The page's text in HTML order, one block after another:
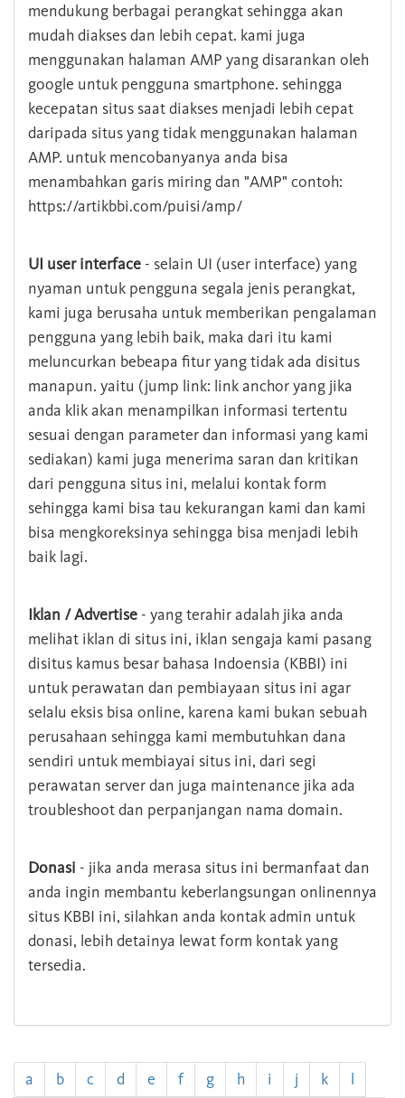
mendukung berbagai perangkat sehingga akan
mudah diakses dan lebih cepat. kami juga
menggunakan halaman AMP yang disarankan oleh
google untuk pengguna smartphone. sehingga
kecepatan situs saat diakses menjadi lebih cepat
daripada situs yang tidak menggunakan halaman
AMP. untuk mencobanyanya anda bisa
menambahkan garis miring dan "AMP" contoh:
https://artikbbi.com/puisi/amp/
UI user interface - selain UI (user interface) yang
nyaman untuk pengguna segala jenis perangkat,
kami juga berusaha untuk memberikan pengalaman
pengguna yang lebih baik, maka dari itu kami
meluncurkan bebeapa fitur yang tidak ada disitus
manapun. yaitu (jump link: link anchor yang jika
anda klik akan menampilkan informasi tertentu
sesuai dengan parameter dan informasi yang kami
sediakan) kami juga menerima saran dan kritikan
dari pengguna situs ini, melalui kontak form
sehingga kami bisa tau kekurangan kami dan kami
bisa mengkoreksinya sehingga bisa menjadi lebih
baik lagi.
Iklan / Advertise - yang terahir adalah jika anda
melihat iklan di situs ini, iklan sengaja kami pasang
disitus kamus besar bahasa Indoensia (KBBI) ini
untuk perawatan dan pembiayaan situs ini agar
selalu eksis bisa online, karena kami bukan sebuah
perusahaan sehingga kami membutuhkan dana
sendiri untuk membiayai situs ini, dari segi
perawatan server dan juga maintenance jika ada
troubleshoot dan perpanjangan nama domain.
Donasi - jika anda merasa situs ini bermanfaat dan
anda ingin membantu keberlangsungan onlinennya
situs KBBI ini, silahkan anda kontak admin untuk
donasi, lebih detainya lewat form kontak yang
tersedia.
a b c d e f g h i j k l